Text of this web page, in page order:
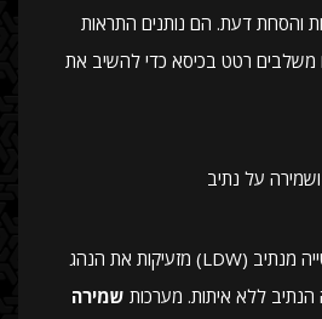
והסחת דעת. הם נותנים התראות
משלבים רטט בכיסא כדי להשיב את
על נתיב
מערכות התראה על סטייה מנתיב (LDW) מזעיקות את הנהג
ללא איתות. מערכות שמירה